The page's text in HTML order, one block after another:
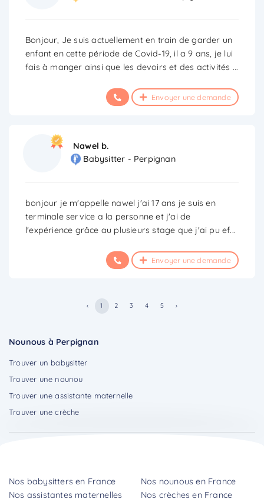
Nounous à Perpignan
Trouver un babysitter
Trouver une nounou
Trouver une assistante maternelle
Trouver une crèche
Bonjour, Je suis actuellement en train de garder un
enfant en cette période de Covid-19, il a 9 ans, je lui
fais à manger ainsi que les devoirs et des activités ...
Envoyer une demande
Nawel b.
Babysitter - Perpignan
bonjour je m'appelle nawel j'ai 17 ans je suis en
terminale service a la personne et j'ai de
l'expérience grâce au plusieurs stage que j'ai pu ef...
Envoyer une demande
‹ 1 2 3 4 5 ›
Nos babysitters en France
Nos nounous en France
Nos assistantes maternelles
Nos crèches en France